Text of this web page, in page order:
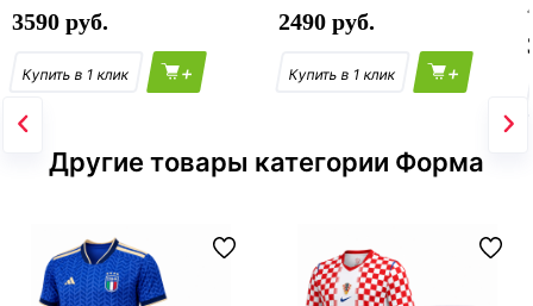
3590
+
2490
+
Другие товары категории Форма